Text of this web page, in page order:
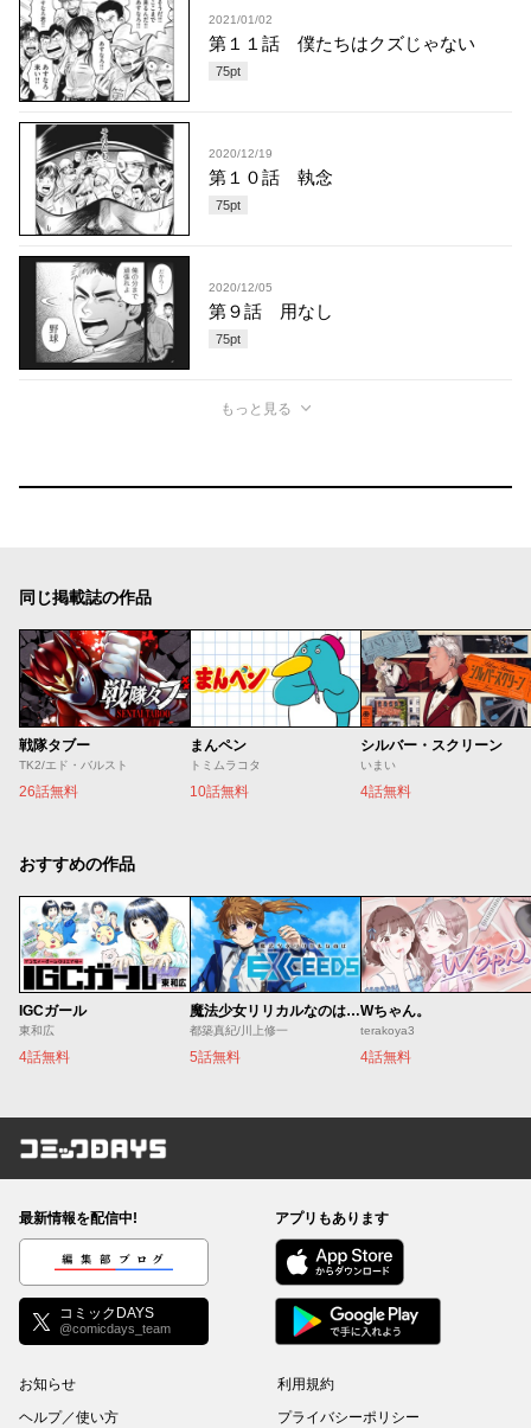
2021/01/02
第１１話 僕たちはクズじゃない
75pt
2020/12/19
第１０話 執念
75pt
2020/12/05
第９話 用なし
75pt
もっと見る
同じ掲載誌の作品
戦隊タブー
TK2/エド・バルスト
26話無料
まんペン
トミムラコタ
10話無料
シルバー・スクリーン
いまい
4話無料
おすすめの作品
IGCガール
東和広
4話無料
魔法少女リリカルなのは EXCEEDS
都築真紀/川上修一
5話無料
Wちゃん。
terakoya3
4話無料
コミックDAYS
最新情報を配信中!
編集部ブログ
コミックDAYS
@comicdays_team
アプリもあります
お知らせ
ヘルプ／使い方
利用規約
プライバシーポリシー